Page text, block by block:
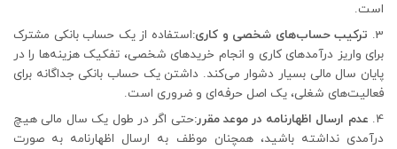
است.
ترکیب حساب‌های شخصی و کاری:استفاده از یک حساب بانکی مشترک
برای واریز درآمدهای کاری و انجام خریدهای شخصی، تفکیک هزینه‌ها را در
پایان سال مالی بسیار دشوار می‌کند. داشتن یک حساب بانکی جداگانه برای
فعالیت‌های شغلی، یک اصل حرفه‌ای و ضروری است.
عدم ارسال اظهارنامه در موعد مقرر:حتی اگر در طول یک سال مالی هیچ
درآمدی نداشته باشید، همچنان موظف به ارسال اظهارنامه به صورت